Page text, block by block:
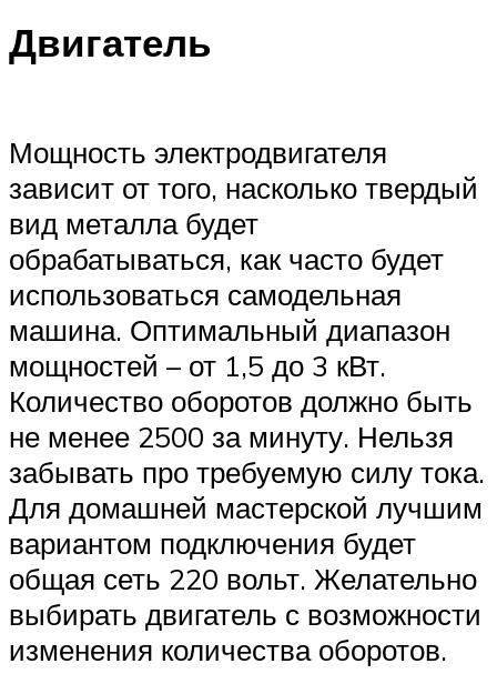
Двигатель
Мощность электродвигателя
зависит от того, насколько твердый
вид металла будет
обрабатываться, как часто будет
использоваться самодельная
машина. Оптимальный диапазон
мощностей – от 1,5 до 3 кВт.
Количество оборотов должно быть
не менее 2500 за минуту. Нельзя
забывать про требуемую силу тока.
Для домашней мастерской лучшим
вариантом подключения будет
общая сеть 220 вольт. Желательно
выбирать двигатель с возможности
изменения количества оборотов.